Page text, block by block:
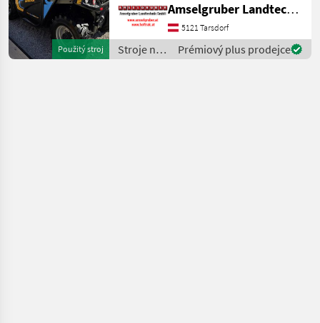
Použitý stroj
Teleskopladermarkt. 100 %
Elektro! -Größte Kabine
(Baugleich vom Modell 26.6
Mini Agri) -Echt
Amselgruber Landtechnik GmbH
5121 Tarsdorf
Stroje na
stavbu /
Prémiový plus prodejce